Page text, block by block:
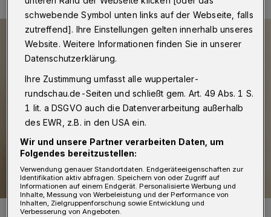
Symbolbild.
schwebende Symbol unten links auf der Webseite, falls
zutreffend]. Ihre Einstellungen gelten innerhalb unseres
Website. Weitere Informationen finden Sie in unserer
Datenschutzerklärung.
Ihre Zustimmung umfasst alle wuppertaler-
rundschau.de-Seiten und schließt gem. Art. 49 Abs. 1 S.
1 lit. a DSGVO auch die Datenverarbeitung außerhalb
des EWR, z.B. in den USA ein.
Wir und unsere Partner verarbeiten Daten, um
Folgendes bereitzustellen:
Verwendung genauer Standortdaten. Endgeräteeigenschaften zur
Identifikation aktiv abfragen. Speichern von oder Zugriff auf
Informationen auf einem Endgerät. Personalisierte Werbung und
Inhalte, Messung von Werbeleistung und der Performance von
Inhalten, Zielgruppenforschung sowie Entwicklung und
Verbesserung von Angeboten.